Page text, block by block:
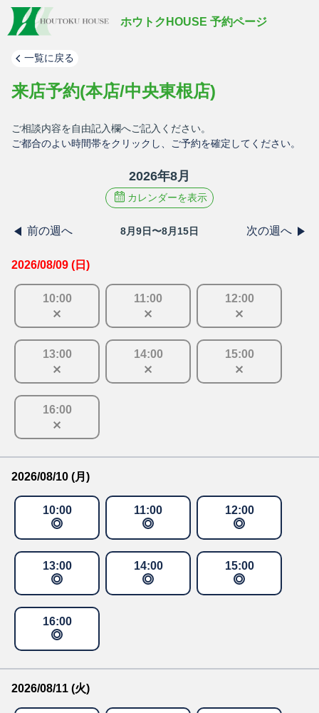
ホウトクHOUSE 予約ページ
一覧に戻る
来店予約(本店/中央東根店)
ご相談内容を自由記入欄へご記入ください。
ご都合のよい時間帯をクリックし、ご予約を確定してください。
2026年8月
カレンダーを表示
前の週へ 8月9日〜8月15日 次の週へ
2026/08/09 (日)
10:00 11:00 12:00
13:00 14:00 15:00
16:00
2026/08/10 (月)
10:00 11:00 12:00
13:00 14:00 15:00
16:00
2026/08/11 (火)